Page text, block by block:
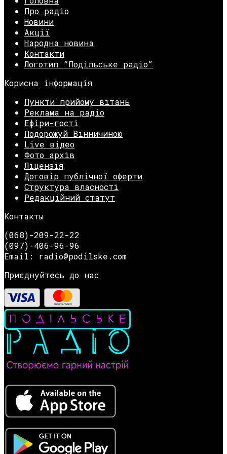
Про радіо
Новини
Акції
Народна новина
Контакти
Логотип “Подільське радіо”
Корисна інформація
Пункти прийому вітань
Реклама на радіо
Ефіри-гості
Подорожуй Вінничиною
Live відео
Фото архів
Ліцензія
Договір публічної оферти
Структура власності
Редакційний статут
Контакты
(068)-209-22-22
(097)-406-96-96
Email: radio@podilske.com
Приєднуйтесь до нас